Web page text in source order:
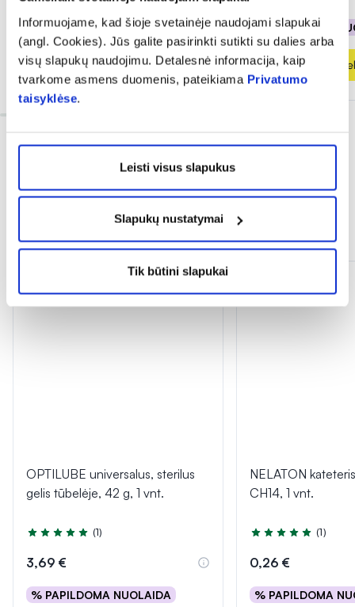
Informuojame, kad šioje svetainėje naudojami slapukai
(angl. Cookies). Jūs galite pasirinkti sutikti su dalies arba
visų slapukų naudojimu. Detalesnė informacija, kaip
tvarkome asmens duomenis, pateikiama Privatumo
taisyklėse.
Leisti visus slapukus
Slapukų nustatymai
Tik būtini slapukai
% PAPILDOMA NUOLAIDA
Į krepšelį
% PAPILDOMA
Į
Dažnai perkama kartu
OPTILUBE universalus, sterilus
gelis tūbelėje, 42 g, 1 vnt.
Įvertinimas 5.0 iš 5
(1)
3,69 €
% PAPILDOMA NUOLAIDA
NELATON
CH14, 1 vnt.
Įvertinimas 5.0 iš 5
(1)
0,26 €
% PAPILDOMA